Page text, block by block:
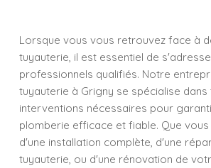
Lorsque vous vous retrouvez face à
tuyauterie, il est essentiel de
professionnels qualifiés. Notre
tuyauterie à Grigny se spécialise dans
interventions nécessaires pour
plomberie efficace et fiable. Que
d'une installation complète, d'une
tuyauterie, ou d'une rénovation de